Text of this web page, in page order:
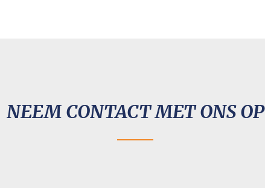
NEEM CONTACT MET ONS OP